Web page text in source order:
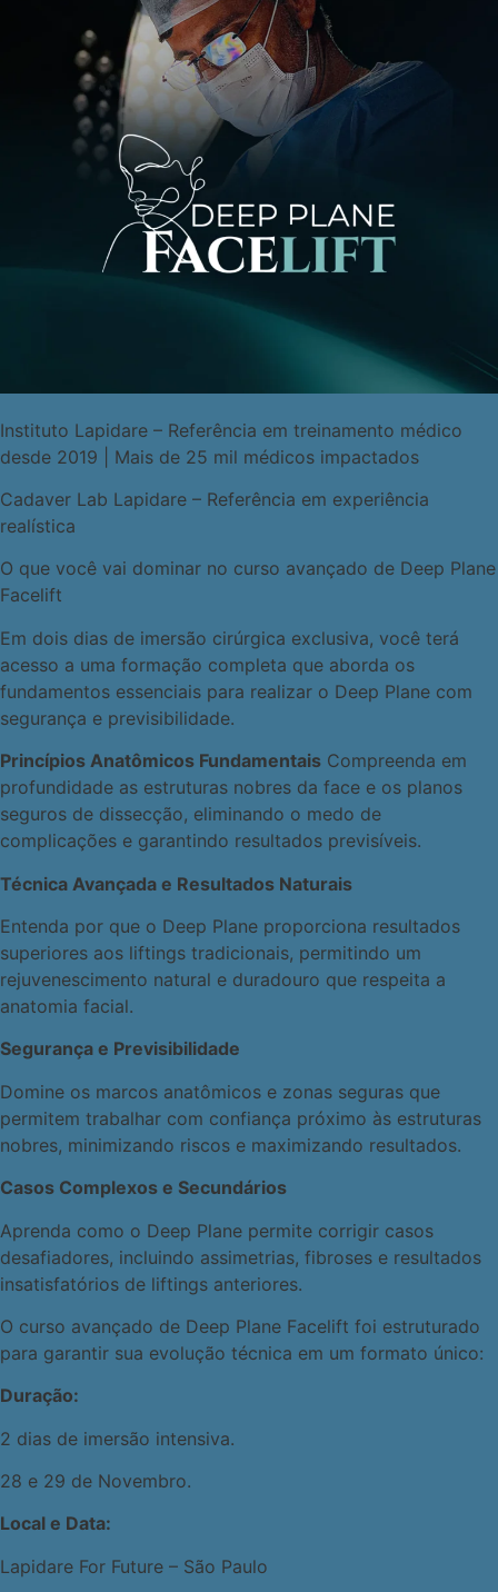
Instituto Lapidare – Referência em treinamento médico
desde 2019 | Mais de 25 mil médicos impactados
Cadaver Lab Lapidare – Referência em experiência
realística
O que você vai dominar no curso avançado de Deep Plane
Facelift
Em dois dias de imersão cirúrgica exclusiva, você terá
acesso a uma formação completa que aborda os
fundamentos essenciais para realizar o Deep Plane com
segurança e previsibilidade.
Princípios Anatômicos Fundamentais Compreenda em
profundidade as estruturas nobres da face e os planos
seguros de dissecção, eliminando o medo de
complicações e garantindo resultados previsíveis.
Técnica Avançada e Resultados Naturais
Entenda por que o Deep Plane proporciona resultados
superiores aos liftings tradicionais, permitindo um
rejuvenescimento natural e duradouro que respeita a
anatomia facial.
Segurança e Previsibilidade
Domine os marcos anatômicos e zonas seguras que
permitem trabalhar com confiança próximo às estruturas
nobres, minimizando riscos e maximizando resultados.
Casos Complexos e Secundários
Aprenda como o Deep Plane permite corrigir casos
desafiadores, incluindo assimetrias, fibroses e resultados
insatisfatórios de liftings anteriores.
O curso avançado de Deep Plane Facelift foi estruturado
para garantir sua evolução técnica em um formato único:
Duração:
2 dias de imersão intensiva.
28 e 29 de Novembro.
Local e Data:
Lapidare For Future – São Paulo